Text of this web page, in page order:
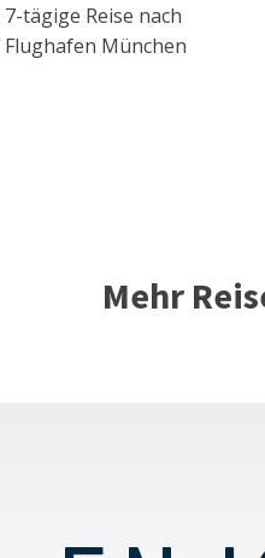
tägige Reise nach
München
Mehr